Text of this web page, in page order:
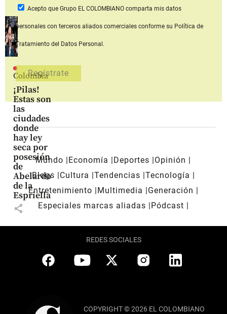
Colombia
¡Pilas!
Estas son
las
ciudades
donde
hay ley
seca por
posesión
de
Abelardo
de la
Espriella
share
Acepto que Grupo EL COLOMBIANOcomparta mis datos
personales con terceros aliados comerciales conforme su Política de
Tratamiento del Datos Personal.
Mundo Economía Deportes
Opinión
Blogs
Cultura Tendencias Tecnología
Entretenimiento
Multimedia
Generación
Especiales marcas aliadas
Pódcast
REDES SOCIALES
COPYRIGHT © 2026 EL COLOMBIANO